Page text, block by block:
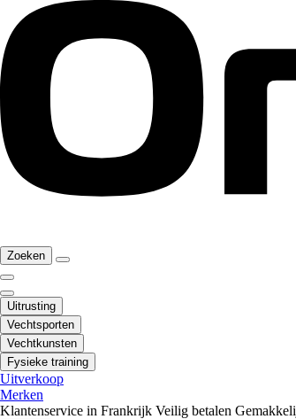
Zoeken
Uitrusting
Vechtsporten
Vechtkunsten
Fysieke training
Uitverkoop
Merken
Klantenservice in Frankrijk Veilig betalen